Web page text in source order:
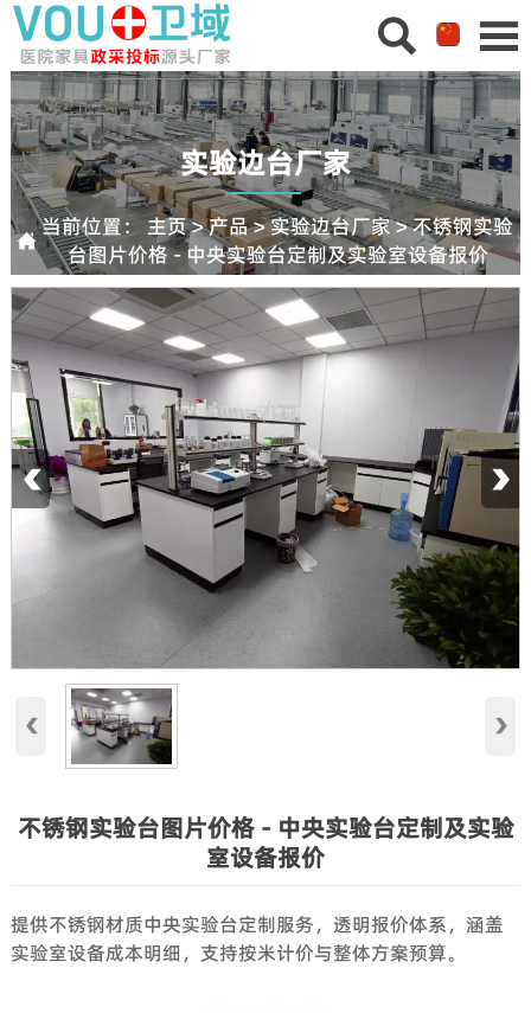
 
实验边台厂家
 当前位置：主页>产品>实验边台厂家>不锈钢实验
台图片价格 - 中央实验台定制及实验室设备报价
‹ ›
‹ ›
不锈钢实验台图片价格 - 中央实验台定制及实验
室设备报价
提供不锈钢材质中央实验台定制服务，透明报价体系，涵盖
实验室设备成本明细，支持按米计价与整体方案预算。